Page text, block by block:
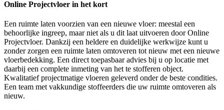
Online Projectvloer in het kort
Een ruimte laten voorzien van een nieuwe vloer: meestal een
behoorlijke ingreep, maar niet als u dit laat uitvoeren door Online
Projectvloer. Dankzij een heldere en duidelijke werkwijze kunt u
zonder zorgen een ruimte laten omtoveren tot nieuw met een nieuwe
vloerbedekking. Een direct toepasbaar advies bij u op locatie met
daarbij een complete inmeting van het te stofferen object.
Kwalitatief projectmatige vloeren geleverd onder de beste condities.
Een team met vakkundige stoffeerders die uw ruimte omtoveren als
nieuw.